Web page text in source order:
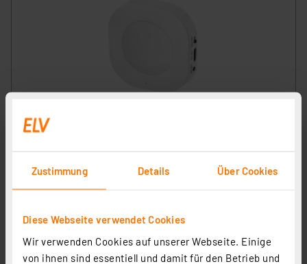
Zustimmung Details Über Cookies
Diese Webseite verwendet Cookies
Wir verwenden Cookies auf unserer Webseite. Einige
von ihnen sind essentiell und damit für den Betrieb und
Weiß
16,76 €